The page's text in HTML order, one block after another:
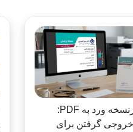
تبدیل سرنسخه ورد به PDF:
گرفتن برای